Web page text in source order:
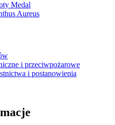
Medal
Aureus
i przeciwpożarowe
i postanowienia